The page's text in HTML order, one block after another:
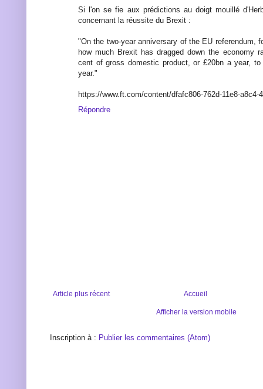
Si l'on se fie aux prédictions au doigt mouillé
concernant la réussite du Brexit :
"On the two-year anniversary of the EU referendum,
how much Brexit has dragged down the economy
cent of gross domestic product, or £20bn a year,
year."
https://www.ft.com/content/dfafc806-762d-11e8-a8c4-
Répondre
Article plus récent Accueil
Afficher la version mobile
Inscription à : Publier les commentaires (Atom)